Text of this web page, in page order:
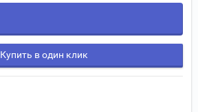
Купить в один клик